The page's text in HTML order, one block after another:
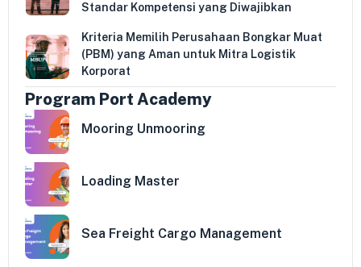
Standar Kompetensi yang Diwajibkan
Kriteria Memilih Perusahaan Bongkar Muat
(PBM) yang Aman untuk Mitra Logistik
Korporat
Program Port Academy
Mooring Unmooring
Loading Master
Sea Freight Cargo Management